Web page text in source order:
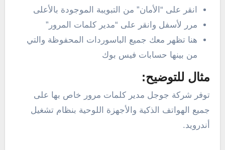
انقر على “الأمان” من التبويبة الموجودة بالأعلى
مرر لأسفل وانقر على “مدير كلمات المرور”
هنا تظهر معك جميع الباسوردات المحفوظة والتي
من بينها حسابات فيس بوك
مثال للتوضيح:
توفر شركة جوجل مدير كلمات مرور خاص بها على
جميع الهواتف الذكية والأجهزة اللوحية بنظام تشغيل
أندرويد.